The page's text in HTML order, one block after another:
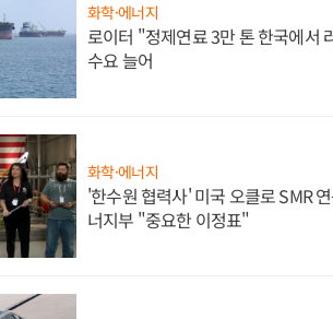
화학·에너지
로이터 "정제연료 3만 톤 한국에서
수요 늘어
화학·에너지
'한수원 협력사' 미국 오클로 SMR
너지부 "중요한 이정표"